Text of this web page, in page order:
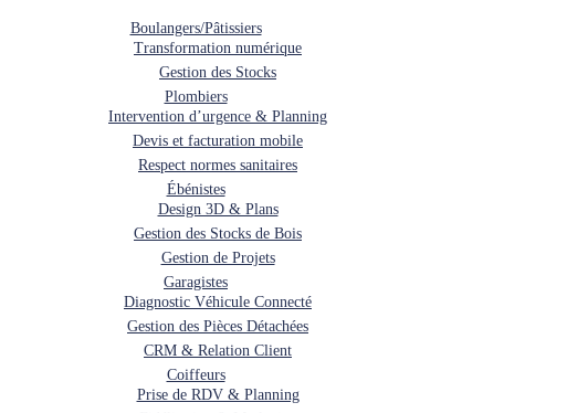
Boulangers/Pâtissiers
Transformation numérique
Gestion des Stocks
Plombiers
Intervention d’urgence & Planning
Devis et facturation mobile
Respect normes sanitaires
Ébénistes
Design 3D & Plans
Gestion des Stocks de Bois
Gestion de Projets
Garagistes
Diagnostic Véhicule Connecté
Gestion des Pièces Détachées
CRM & Relation Client
Coiffeurs
Prise de RDV & Planning